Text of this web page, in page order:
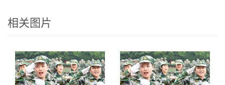
相关图片